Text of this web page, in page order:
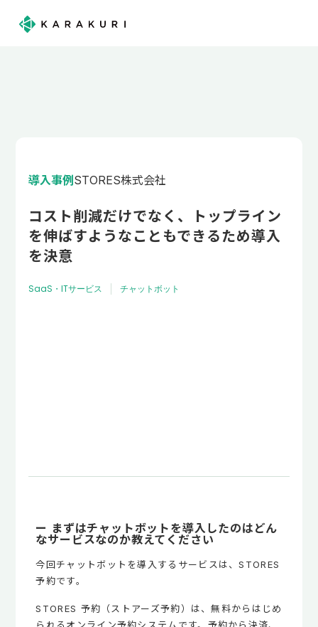
導入事例 STORES株式会社
コスト削減だけでなく、トップライン
を伸ばすようなこともできるため導入
を決意
SaaS・ITサービス チャットボット
ー まずはチャットボットを導入したのはどん
なサービスなのか教えてください
今回チャットボットを導入するサービスは、STORES
予約です。
STORES 予約（ストアーズ予約）は、無料からはじめ
られるオンライン予約システムです。予約から決済、